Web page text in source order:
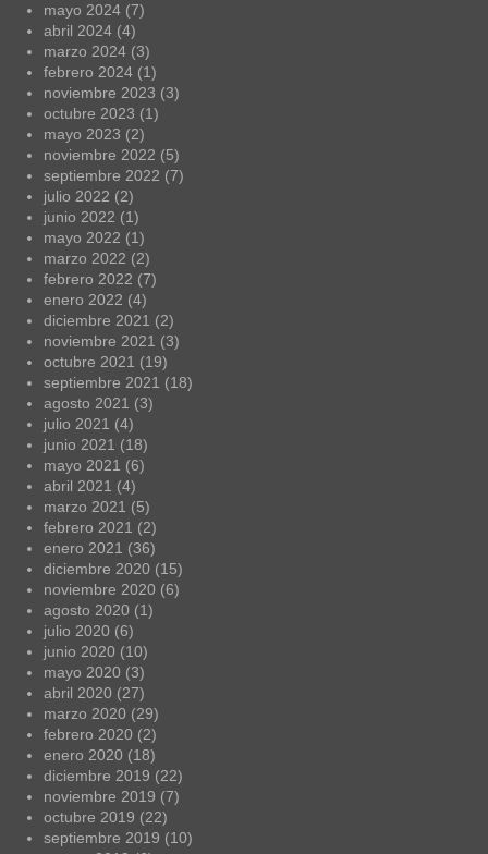
mayo 2024 (7)
abril 2024 (4)
marzo 2024 (3)
febrero 2024 (1)
noviembre 2023 (3)
octubre 2023 (1)
mayo 2023 (2)
noviembre 2022 (5)
septiembre 2022 (7)
julio 2022 (2)
junio 2022 (1)
mayo 2022 (1)
marzo 2022 (2)
febrero 2022 (7)
enero 2022 (4)
diciembre 2021 (2)
noviembre 2021 (3)
octubre 2021 (19)
septiembre 2021 (18)
agosto 2021 (3)
julio 2021 (4)
junio 2021 (18)
mayo 2021 (6)
abril 2021 (4)
marzo 2021 (5)
febrero 2021 (2)
enero 2021 (36)
diciembre 2020 (15)
noviembre 2020 (6)
agosto 2020 (1)
julio 2020 (6)
junio 2020 (10)
mayo 2020 (3)
abril 2020 (27)
marzo 2020 (29)
febrero 2020 (2)
enero 2020 (18)
diciembre 2019 (22)
noviembre 2019 (7)
octubre 2019 (22)
septiembre 2019 (10)